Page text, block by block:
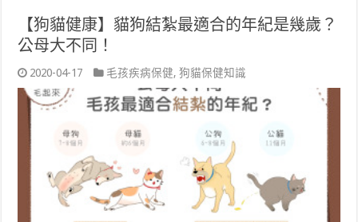
【狗貓健康】貓狗結紮最適合的年紀是幾歲？
公母大不同！
2020-04-17 毛孩疾病保健,狗貓保健知識